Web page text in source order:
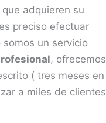
adquieren su
preciso efectuar
un servicio
, ofrecemos
( tres meses en
a miles de clientes